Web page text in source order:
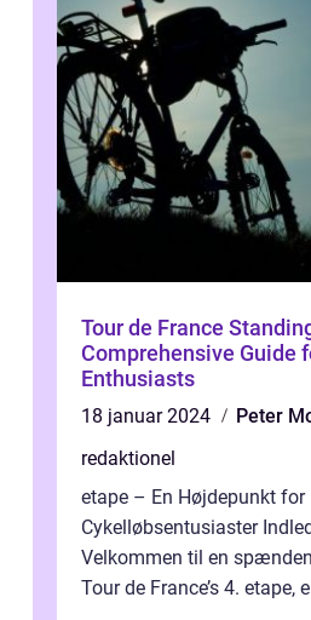
Tour de France
Comprehensive Guide
Enthusiasts
18 januar 2024
Peter
redaktionel
etape – En Højdepunkt for
Cykelløbsentusiaster
Velkommen til en
Tour de France’s 4. etape,